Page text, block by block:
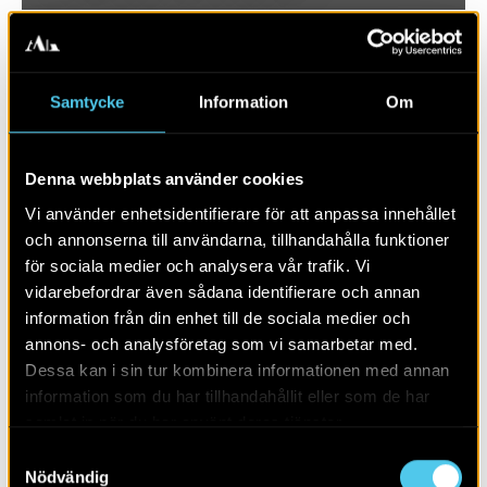
Samtycke Information Om
Denna webbplats använder cookies
Vi använder enhetsidentifierare för att anpassa innehållet
och annonserna till användarna, tillhandahålla funktioner
för sociala medier och analysera vår trafik. Vi
vidarebefordrar även sådana identifierare och annan
information från din enhet till de sociala medier och
annons- och analysföretag som vi samarbetar med.
Dessa kan i sin tur kombinera informationen med annan
information som du har tillhandahållit eller som de har
Nödvändig
RAPPORT 2024:29
Ett par kokgropar och gropar